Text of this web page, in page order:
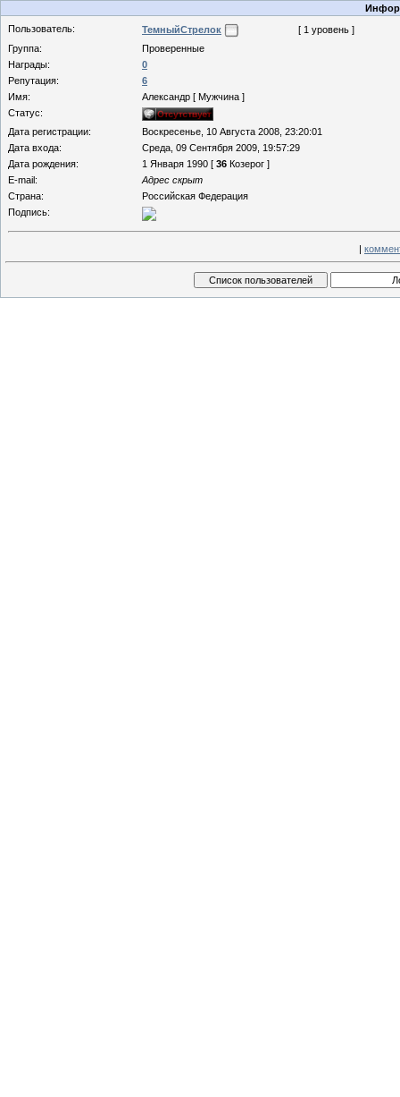
Пользователь:
ТемныйСтрелок
[ 1 уровень ]
Группа:
Проверенные
Награды:
0
Репутация:
6
Имя:
Александр [ Мужчина ]
Статус:
Дата регистрации:
Воскресенье, 10 Августа 2008, 23:20:01
Дата входа:
Среда, 09 Сентября 2009, 19:57:29
Дата рождения:
1 Января 1990 [ 36 Козерог ]
E-mail:
Адрес скрыт
Страна:
Российская Федерация
Подпись:
|